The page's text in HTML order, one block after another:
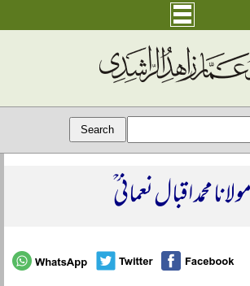
مولانا محمد اقبال نعمانی ؒ